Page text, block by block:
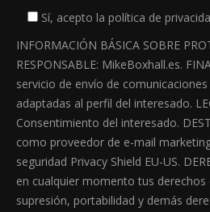
Sí, acepto la política de
INFORMACIÓN BÁSICA SOBRE
RESPONSABLE: MikeBoxhall.es.
servicio de envío de
adaptadas al perfil del interesado.
Consentimiento del interesado.
como proveedor de e-mail
seguridad Privacy Shield EU-US.
en cualquier momento tus
supresión, portabilidad y demás